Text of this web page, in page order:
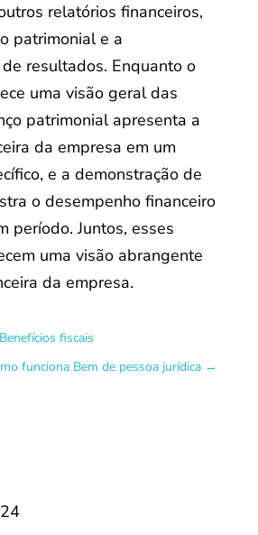
relatórios financeiros,
patrimonial e a
resultados. Enquanto o
uma visão geral das
patrimonial apresenta a
da empresa em um
e a demonstração de
o desempenho financeiro
período. Juntos, esses
uma visão abrangente
da empresa.
fiscais
funciona Bem de pessoa jurídica →